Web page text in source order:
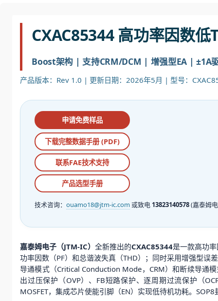
CXAC85344 高功率因数低
Boost架构 | 支持CRM/DCM | 增强型EA | ±1A
产品版本：Rev 1.0 | 更新日期：2026年5月 | 型号：
申请免费样品
下载完整数据手册 (PDF)
联系FAE技术支持
产品选型手册
技术咨询： ouamo18@jtm-ic.com或致电 13823140578(嘉泰姆
嘉泰姆电子（JTM-IC）全新推出的CXAC85344是一款高功
功率因数（PF）和总谐波失真（THD）；同时采用增强型误
导通模式（Critical Conduction Mode，CRM）和断续导通
出过压保护（OVP）、FB短路保护、逐周期过流保护（
MOSFET，集成芯片使能引脚（EN）实现低待机功耗。